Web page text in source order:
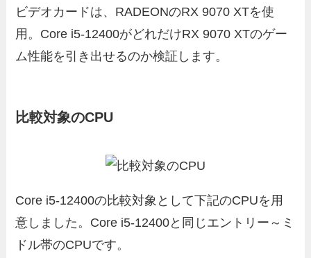
ビデオカードは、RADEONのRX 9070 XTを使
用。Core i5-12400がどれだけRX 9070 XTのゲー
ム性能を引き出せるのか検証します。
比較対象のCPU
Core i5-12400の比較対象として下記のCPUを用
意しました。Core i5-12400と同じエントリー～ミ
ドル帯のCPUです。